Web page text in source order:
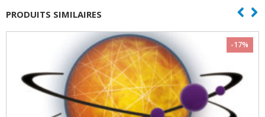
PRODUITS SIMILAIRES
-17%